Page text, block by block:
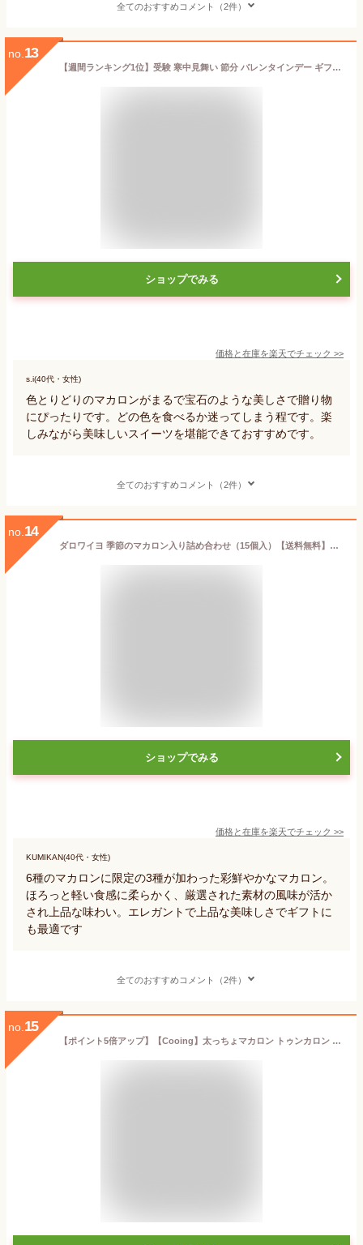
全てのおすすめコメント（2件）
no. 13
【週間ランキング1位】受験 寒中見舞い 節分 バレンタインデー ギフト 誕生日 プレゼント ALLSTARS オールスター12個セット マカロン トゥンカロン マカプレッソ MACAPRESSO 太っちょマカロン お返し お菓子 ギフト スイーツ 内祝い 洋菓子
ショップでみる
価格と在庫を楽天でチェック >>
s.i(40代・女性)
色とりどりのマカロンがまるで宝石のような美しさで贈り物
にぴったりです。どの色を食べるか迷ってしまう程です。楽
しみながら美味しいスイーツを堪能できておすすめです。
全てのおすすめコメント（2件）
no. 14
ダロワイヨ 季節のマカロン入り詰め合わせ（15個入）【送料無料】お中元 マカロン スイーツ 洋菓子 プレゼント ギフト 贈り物 挨拶 御祝 御礼 送別 誕生日 結婚 御見舞 出産 内祝 ビジネス 職場 お取り寄せ 差し入れ 人気 土産 有名 個包装 退職 転職 異動 母の日 父の日
ショップでみる
価格と在庫を楽天でチェック >>
KUMIKAN(40代・女性)
6種のマカロンに限定の3種が加わった彩鮮やかなマカロン。
ほろっと軽い食感に柔らかく、厳選された素材の風味が活か
され上品な味わい。エレガントで上品な美味しさでギフトに
も最適です
全てのおすすめコメント（2件）
no. 15
【ポイント5倍アップ】【Cooing】太っちょマカロン トゥンカロン マカロン 贅沢セット 12個入り 詰め合わせ 韓国マカロン 手作りセット 手作りマカロン お菓子 洋菓子 お返し お祝い ギフト